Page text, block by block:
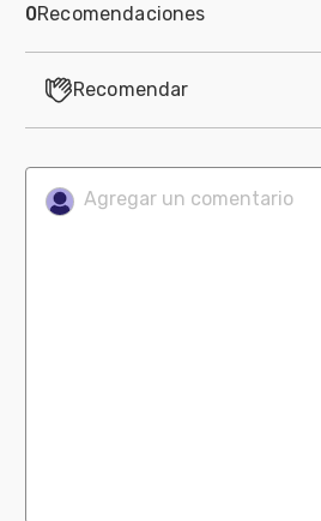
0Recomendaciones
Recomendar